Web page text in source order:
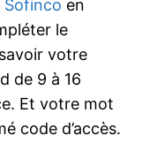
Sofinco en
le
votre
de 9 à 16
Et votre mot
code d’accès.